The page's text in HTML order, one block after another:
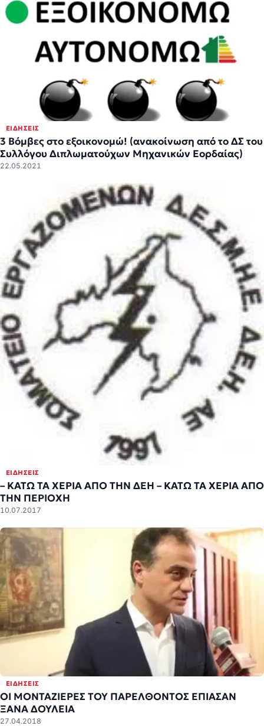
ΕΙΔΉΣΕΙΣ
3 Βόμβες στο εξοικονομώ! (ανακοίνωση από το ΔΣ του
Συλλόγου Διπλωματούχων Μηχανικών Εορδαίας)
22.05.2021
ΕΙΔΉΣΕΙΣ
– ΚΑΤΩ ΤΑ ΧΕΡΙΑ ΑΠΟ ΤΗΝ ΔΕΗ – ΚΑΤΩ ΤΑ ΧΕΡΙΑ ΑΠΟ
ΤΗΝ ΠΕΡΙΟΧΗ
10.07.2017
ΕΙΔΉΣΕΙΣ
ΟΙ ΜΟΝΤΑΖΙΕΡΕΣ ΤΟΥ ΠΑΡΕΛΘΟΝΤΟΣ ΕΠΙΑΣΑΝ
ΞΑΝΑ ΔΟΥΛΕΙΑ
27.04.2018